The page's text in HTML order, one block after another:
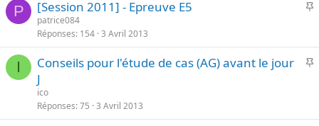
r
t
P
I
o
r
[Session 2011] - Epreuve E5
patrice084
Réponses 154 3 Avril 2013
I
I
r
Conseils pour l'étude de cas (AG) avant le jour
J
ico
Réponses 75 3 Avril 2013